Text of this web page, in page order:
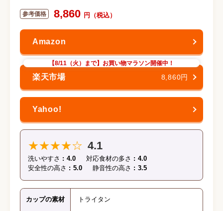
8,860
【8/11（火）まで】お買い物マラソン開催中！
8,860円
★★★★☆ 4.1
洗いやすさ 4.0 対応食材の多さ
4.0
安全性の高さ
5.0 静音性の高さ 3.5
カップの素材 トライタン